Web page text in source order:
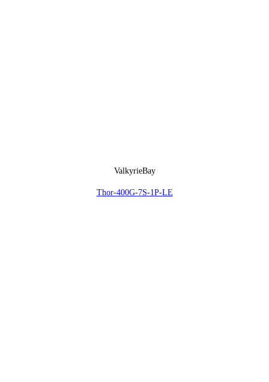
ValkyrieBay
Thor-400G-7S-1P-LE